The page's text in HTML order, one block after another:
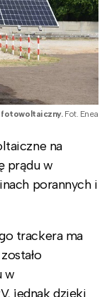
fotowoltaiczny.Fot. Enea
na
prądu w
porannych i
trackera ma
w
jednak dzięki